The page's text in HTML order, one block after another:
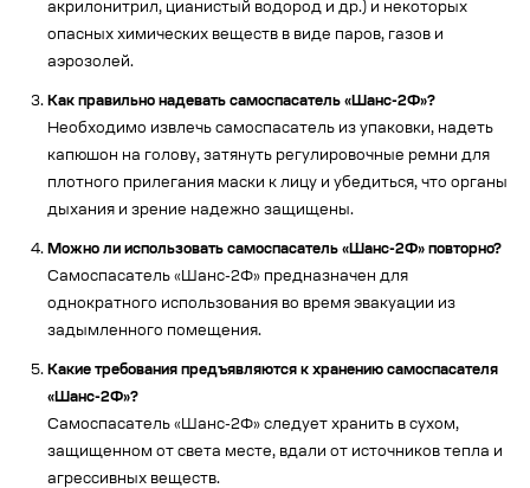
акрилонитрил, цианистый водород и др.) и некоторых
опасных химических веществ в виде паров, газов и
аэрозолей.
Как правильно надевать самоспасатель «Шанс-2Ф»?
Необходимо извлечь самоспасатель из упаковки, надеть
капюшон на голову, затянуть регулировочные ремни для
плотного прилегания маски к лицу и убедиться, что органы
дыхания и зрение надежно защищены.
Можно ли использовать самоспасатель «Шанс-2Ф» повторно?
Самоспасатель «Шанс-2Ф» предназначен для
однократного использования во время эвакуации из
задымленного помещения.
Какие требования предъявляются к хранению самоспасателя
«Шанс-2Ф»?
Самоспасатель «Шанс-2Ф» следует хранить в сухом,
защищенном от света месте, вдали от источников тепла и
агрессивных веществ.